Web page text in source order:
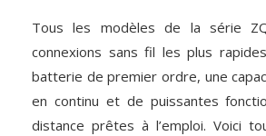
Tous les modèles de la série
connexions sans fil les plus
batterie de premier ordre, une
en continu et de puissantes
distance prêtes à l’emploi. Voici